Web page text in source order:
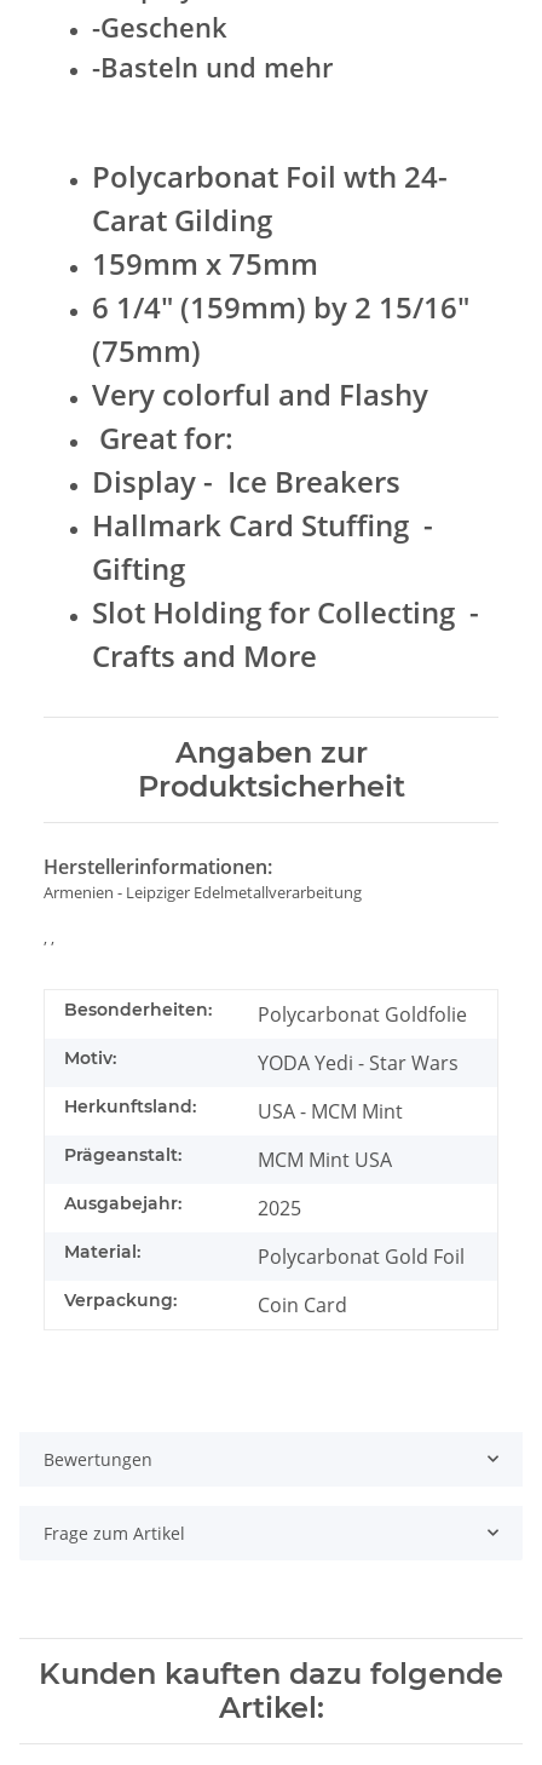
-Geschenk
-Basteln und mehr
Polycarbonat Foil wth 24-
Carat Gilding
159mm x 75mm
6 1/4" (159mm) by 2 15/16"
(75mm)
Very colorful and Flashy
Great for:
Display - Ice Breakers
Hallmark Card Stuffing -
Gifting
Slot Holding for Collecting -
Crafts and More
Angaben zur
Produktsicherheit
Herstellerinformationen:
Armenien - Leipziger Edelmetallverarbeitung
, ,
Besonderheiten: Polycarbonat Goldfolie
Motiv: YODA Yedi - Star Wars
Herkunftsland: USA - MCM Mint
Prägeanstalt: MCM Mint USA
Ausgabejahr: 2025
Material: Polycarbonat Gold Foil
Verpackung: Coin Card
Bewertungen
Frage zum Artikel
Kunden kauften dazu folgende
Artikel: